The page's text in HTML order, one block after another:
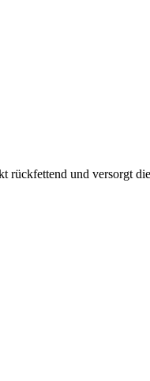
rückfettend und versorgt